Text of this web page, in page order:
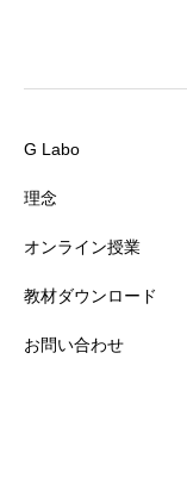
G Labo
理念
オンライン授業
教材ダウンロード
お問い合わせ